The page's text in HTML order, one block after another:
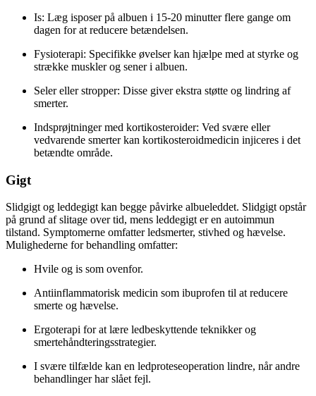
Is: Læg isposer på albuen i 15-20 minutter flere gange om
dagen for at reducere betændelsen.
Fysioterapi: Specifikke øvelser kan hjælpe med at styrke og
strække muskler og sener i albuen.
Seler eller stropper: Disse giver ekstra støtte og lindring af
smerter.
Indsprøjtninger med kortikosteroider: Ved svære eller
vedvarende smerter kan kortikosteroidmedicin injiceres i det
betændte område.
Gigt
Slidgigt og leddegigt kan begge påvirke albueleddet. Slidgigt opstår
på grund af slitage over tid, mens leddegigt er en autoimmun
tilstand. Symptomerne omfatter ledsmerter, stivhed og hævelse.
Mulighederne for behandling omfatter:
Hvile og is som ovenfor.
Antiinflammatorisk medicin som ibuprofen til at reducere
smerte og hævelse.
Ergoterapi for at lære ledbeskyttende teknikker og
smertehåndteringsstrategier.
I svære tilfælde kan en ledproteseoperation lindre, når andre
behandlinger har slået fejl.